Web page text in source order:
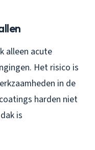
alleen acute
Het risico is
in de
harden niet
is